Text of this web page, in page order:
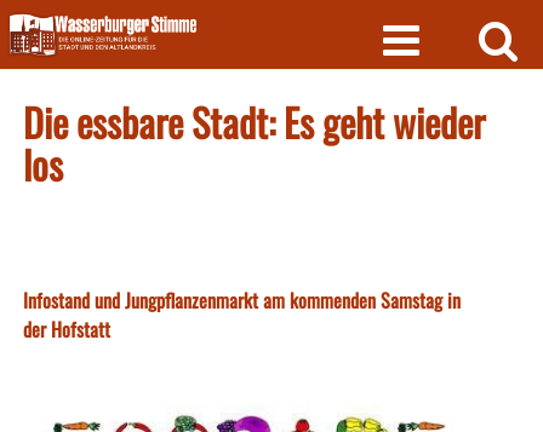
Skip
to
content
Die essbare Stadt: Es geht wieder
los
Infostand und Jungpflanzenmarkt am kommenden Samstag in
der Hofstatt